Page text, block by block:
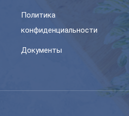
Политика
конфиденциальности
Документы